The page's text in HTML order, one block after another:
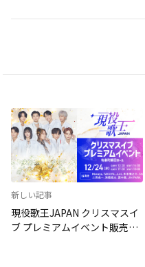
新しい記事
現役歌王JAPAN クリスマスイ
ブ プレミアムイベント販売開